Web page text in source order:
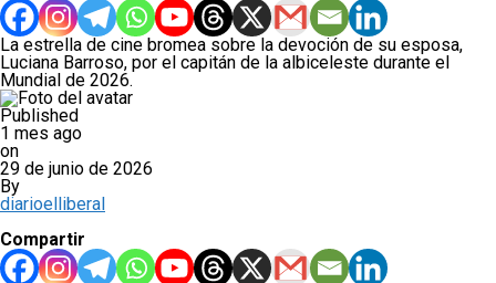
La estrella de cine bromea sobre la devoción de su esposa,
Luciana Barroso, por el capitán de la albiceleste durante el
Mundial de 2026.
Published
1 mes ago
on
29 de junio de 2026
By
diarioelliberal
Compartir